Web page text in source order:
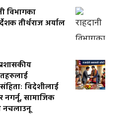
विभागका
तीर्थराज अर्याल
विदेशीलाई
नगर्नू, सामाजिक